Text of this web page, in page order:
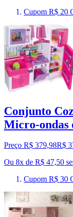
Cupom R$ 20
Conjunto
Micro-ondas
Preço R$ 379,98R$
Ou 8x de R$ 47,50
Cupom R$ 30